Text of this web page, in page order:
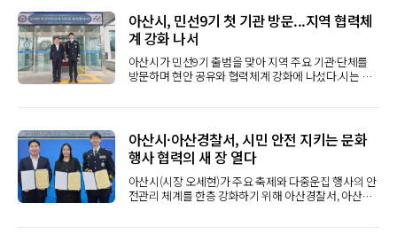
아산시, 민선9기 첫 기관 방문...지역 협력체
계 강화 나서
아산시가 민선9기 출범을 맞아 지역 주요 기관·단체를
방문하며 현안 공유와 협력체계 강화에 나섰다.시는 지
방서, 아산경찰서, 아산세무서를 차례로 방문해 각 기관
했다.이번 방문은 민선9기 출범을 알리고 주요 기관과의
소통을 통해 지역 현안을 공유하는 한편, 행정·교육·복
지·안전 분야의 유기적인 협력 기반을 구축하기 위해 마
련됐다.기관별 면담에서는 노인복지 증진과 교육환경
개선, 시민 안전 강화, 지역 치안 협력, 안정적인 세정 운
영 등 주요 현안이 폭넓게 논의됐다. 특히 아산경찰서에
을 체결해 지역 안전문화 확립과 문화행사 안전관리를
아산시·아산경찰서, 시민 안전 지키는 문화
행사 협력의 새 장 열다
아산시(시장 오세현)가 주요 축제와 다중운집 행사의 안
전관리 체계를 한층 강화하기 위해 아산경찰서, 아산문
경찰서, 아산문화재단과 함께 ‘지역 안전문화 확립 및 문